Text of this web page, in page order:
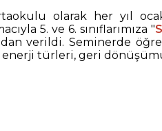
olarak her yıl
5. ve 6. sınıflarımıza "
verildi. Seminerde
türleri, geri